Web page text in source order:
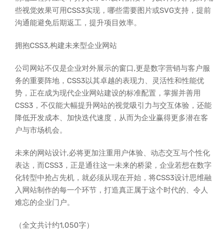
些视觉效果可用CSS3实现，哪些需要图片或SVG支持，提前
沟通能避免后期返工，提升项目效率。
拥抱CSS3,构建未来型企业网站
公司网站不仅是企业对外展示的窗口,更是数字营销与客户服
务的重要阵地，CSS3以其卓越的表现力、灵活性和性能优
势，正在成为现代企业网站建设的标准配置，掌握并善用
CSS3，不仅能大幅提升网站的视觉吸引力与交互体验，还能
降低开发成本、加快迭代速度，从而为企业赢得更多潜在客
户与市场机会。
未来的网站设计,必将更加注重用户体验、动态交互与个性化
表达，而CSS3，正是通往这一未来的桥梁，企业若想在数字
化转型中抢占先机，就必须从现在开始，将CSS3设计思维融
入网站制作的每一个环节，打造真正属于这个时代的、令人
难忘的企业门户。
（全文共计约1,050字）